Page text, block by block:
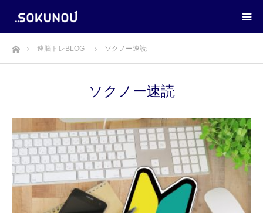
ホーム速脳トレBLOG ソクノー速読
ソクノー速読